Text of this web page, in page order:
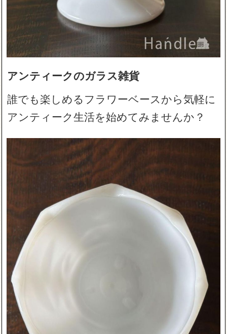
アンティークのガラス雑貨
誰でも楽しめるフラワーベースから気軽に
アンティーク生活を始めてみませんか？